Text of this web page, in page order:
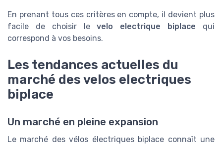
En prenant tous ces critères en compte, il devient plus
facile de choisir levelo electrique biplace qui
correspond à vos besoins.
Les tendances actuelles du
marché des velos electriques
biplace
Un marché en pleine expansion
Le marché des vélos électriques biplace connaît une